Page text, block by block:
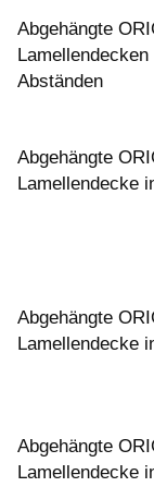
Abgehängte
Abständen
Abgehängte
Lamellendecke
Abgehängte
Lamellendecke
Abgehängte
Lamellendecke